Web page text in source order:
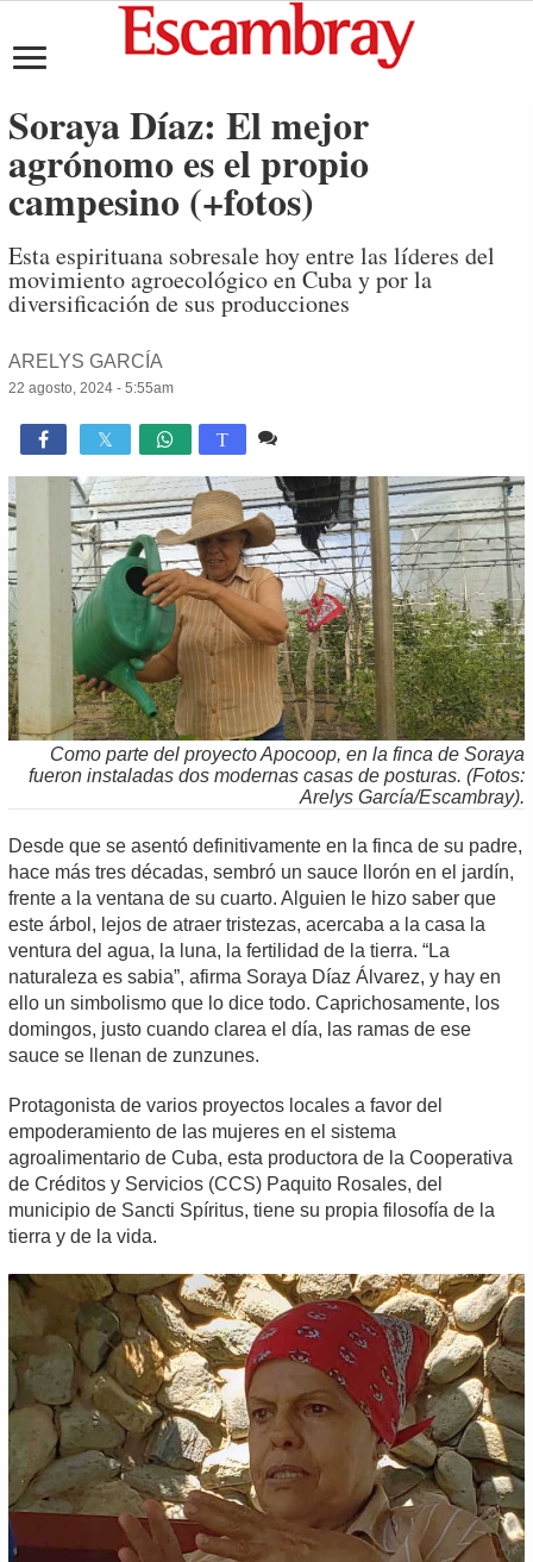
Soraya Díaz: El mejor
agrónomo es el propio
campesino (+fotos)
Esta espirituana sobresale hoy entre las líderes del
movimiento agroecológico en Cuba y por la
diversificación de sus producciones
ARELYS GARCÍA
22 agosto, 2024 - 5:55am
 T
Como parte del proyecto Apocoop, en la finca de Soraya
fueron instaladas dos modernas casas de posturas. (Fotos:
Arelys García/Escambray).
Desde que se asentó definitivamente en la finca de su padre,
hace más tres décadas, sembró un sauce llorón en el jardín,
frente a la ventana de su cuarto. Alguien le hizo saber que
este árbol, lejos de atraer tristezas, acercaba a la casa la
ventura del agua, la luna, la fertilidad de la tierra. “La
naturaleza es sabia”, afirma Soraya Díaz Álvarez, y hay en
ello un simbolismo que lo dice todo. Caprichosamente, los
domingos, justo cuando clarea el día, las ramas de ese
sauce se llenan de zunzunes.
Protagonista de varios proyectos locales a favor del
empoderamiento de las mujeres en el sistema
agroalimentario de Cuba, esta productora de la Cooperativa
de Créditos y Servicios (CCS) Paquito Rosales, del
municipio de Sancti Spíritus, tiene su propia filosofía de la
tierra y de la vida.